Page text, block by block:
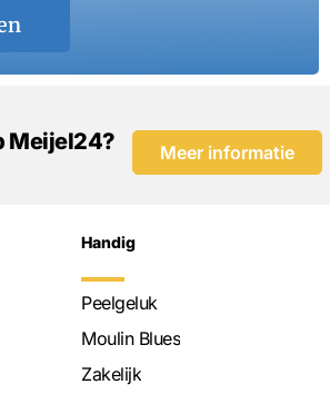
Meijel24? Meer informatie
Handig
Peelgeluk
Moulin Blues
Zakelijk